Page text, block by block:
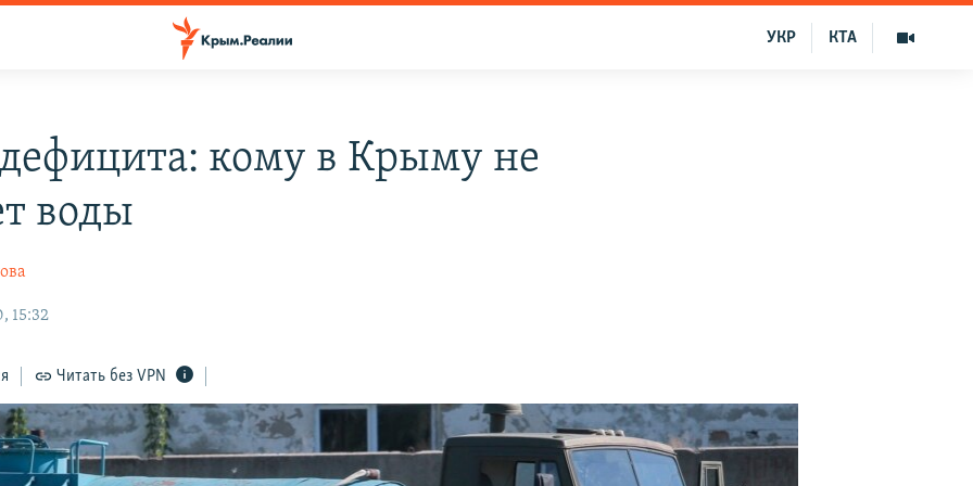
КТА
УКР
кому в Крыму не
воды
15:32
Читать без VPN